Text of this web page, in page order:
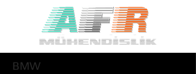
BMW